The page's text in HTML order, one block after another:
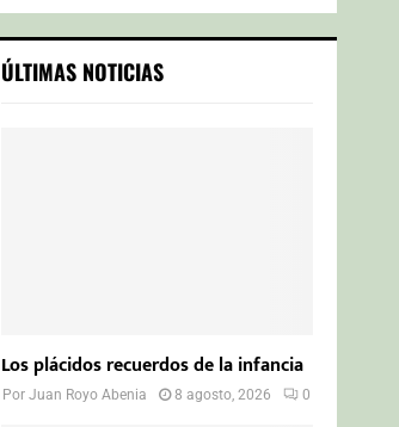
c
h
S
ÚLTIMAS NOTICIAS
Los plácidos recuerdos de la infancia
PorJuan Royo Abenia 8 agosto, 2026 0